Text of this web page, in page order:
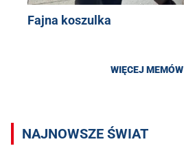
Fajna koszulka
WIĘCEJ MEMÓW
NAJNOWSZE ŚWIAT